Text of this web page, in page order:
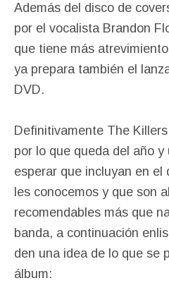
Además del disco de
por el vocalista Brandon
que tiene más
ya prepara también el
DVD.
Definitivamente The
por lo que queda del año
esperar que incluyan en el
les conocemos y que son
recomendables más que
banda, a continuación
den una idea de lo que se
álbum: